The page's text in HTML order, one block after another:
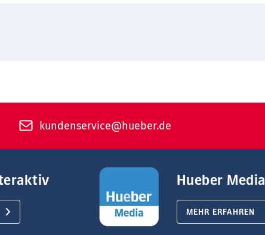
kundenservice@hueber.de
Hueber Media
MEHR ERFAHREN